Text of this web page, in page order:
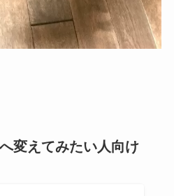
変えてみたい人向け